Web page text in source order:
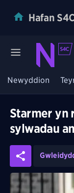
Hafan S4C
Newyddion
Starmer yn
sylwadau